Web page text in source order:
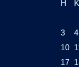
H K
3
4
10
17